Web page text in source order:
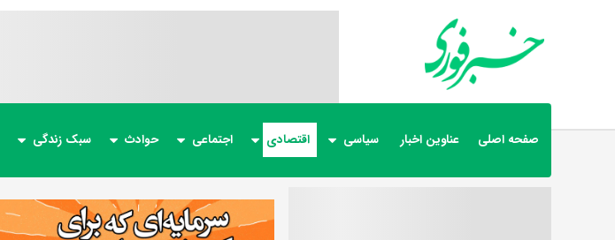
صفحه اصلی عناوین اخبار سیاسی اقتصادی اجتماعی حوادث سبک زندگی